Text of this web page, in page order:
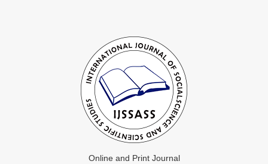
Online and Print Journal